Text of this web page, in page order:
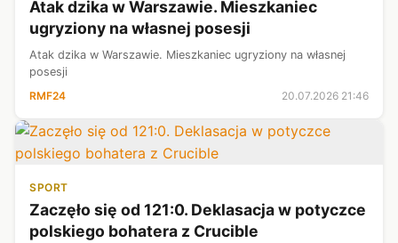
Atak dzika w Warszawie. Mieszkaniec
ugryziony na własnej posesji
Atak dzika w Warszawie. Mieszkaniec ugryziony na własnej
posesji
RMF24
20.07.2026 21:46
SPORT
Zaczęło się od 121:0. Deklasacja w potyczce
polskiego bohatera z Crucible